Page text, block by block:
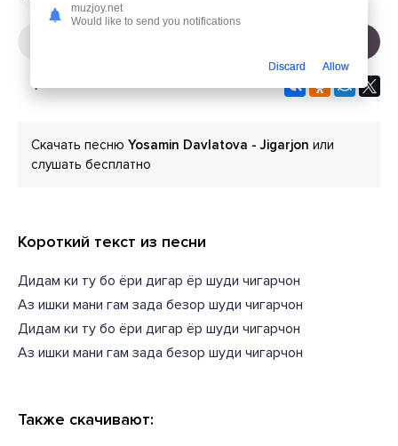
Скачать песню Yosamin Davlatova - Jigarjon или
слушать бесплатно
Короткий текст из песни
Дидам ки ту бо ёри дигар ёр шуди чигарчон
Аз ишки мани гам зада безор шуди чигарчон
Дидам ки ту бо ёри дигар ёр шуди чигарчон
Аз ишки мани гам зада безор шуди чигарчон
Также скачивают:
muzjoy.net
Would like to send you notifications
Discard Allow